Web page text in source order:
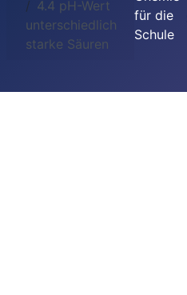
4.4 pH-Wert
unterschiedlich
starke Säuren
für die
Schule